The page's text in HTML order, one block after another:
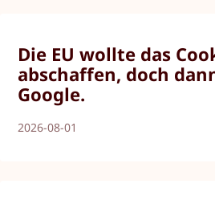
Die EU wollte das
abschaffen, doch
Google.
2026-08-01